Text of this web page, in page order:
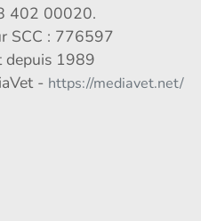
402 00020.
SCC : 776597
depuis 1989
- https://mediavet.net/